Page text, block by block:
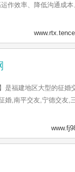
作效率、降低沟通成
】是福建地区大型的征
婚,南平交友,宁德交友,